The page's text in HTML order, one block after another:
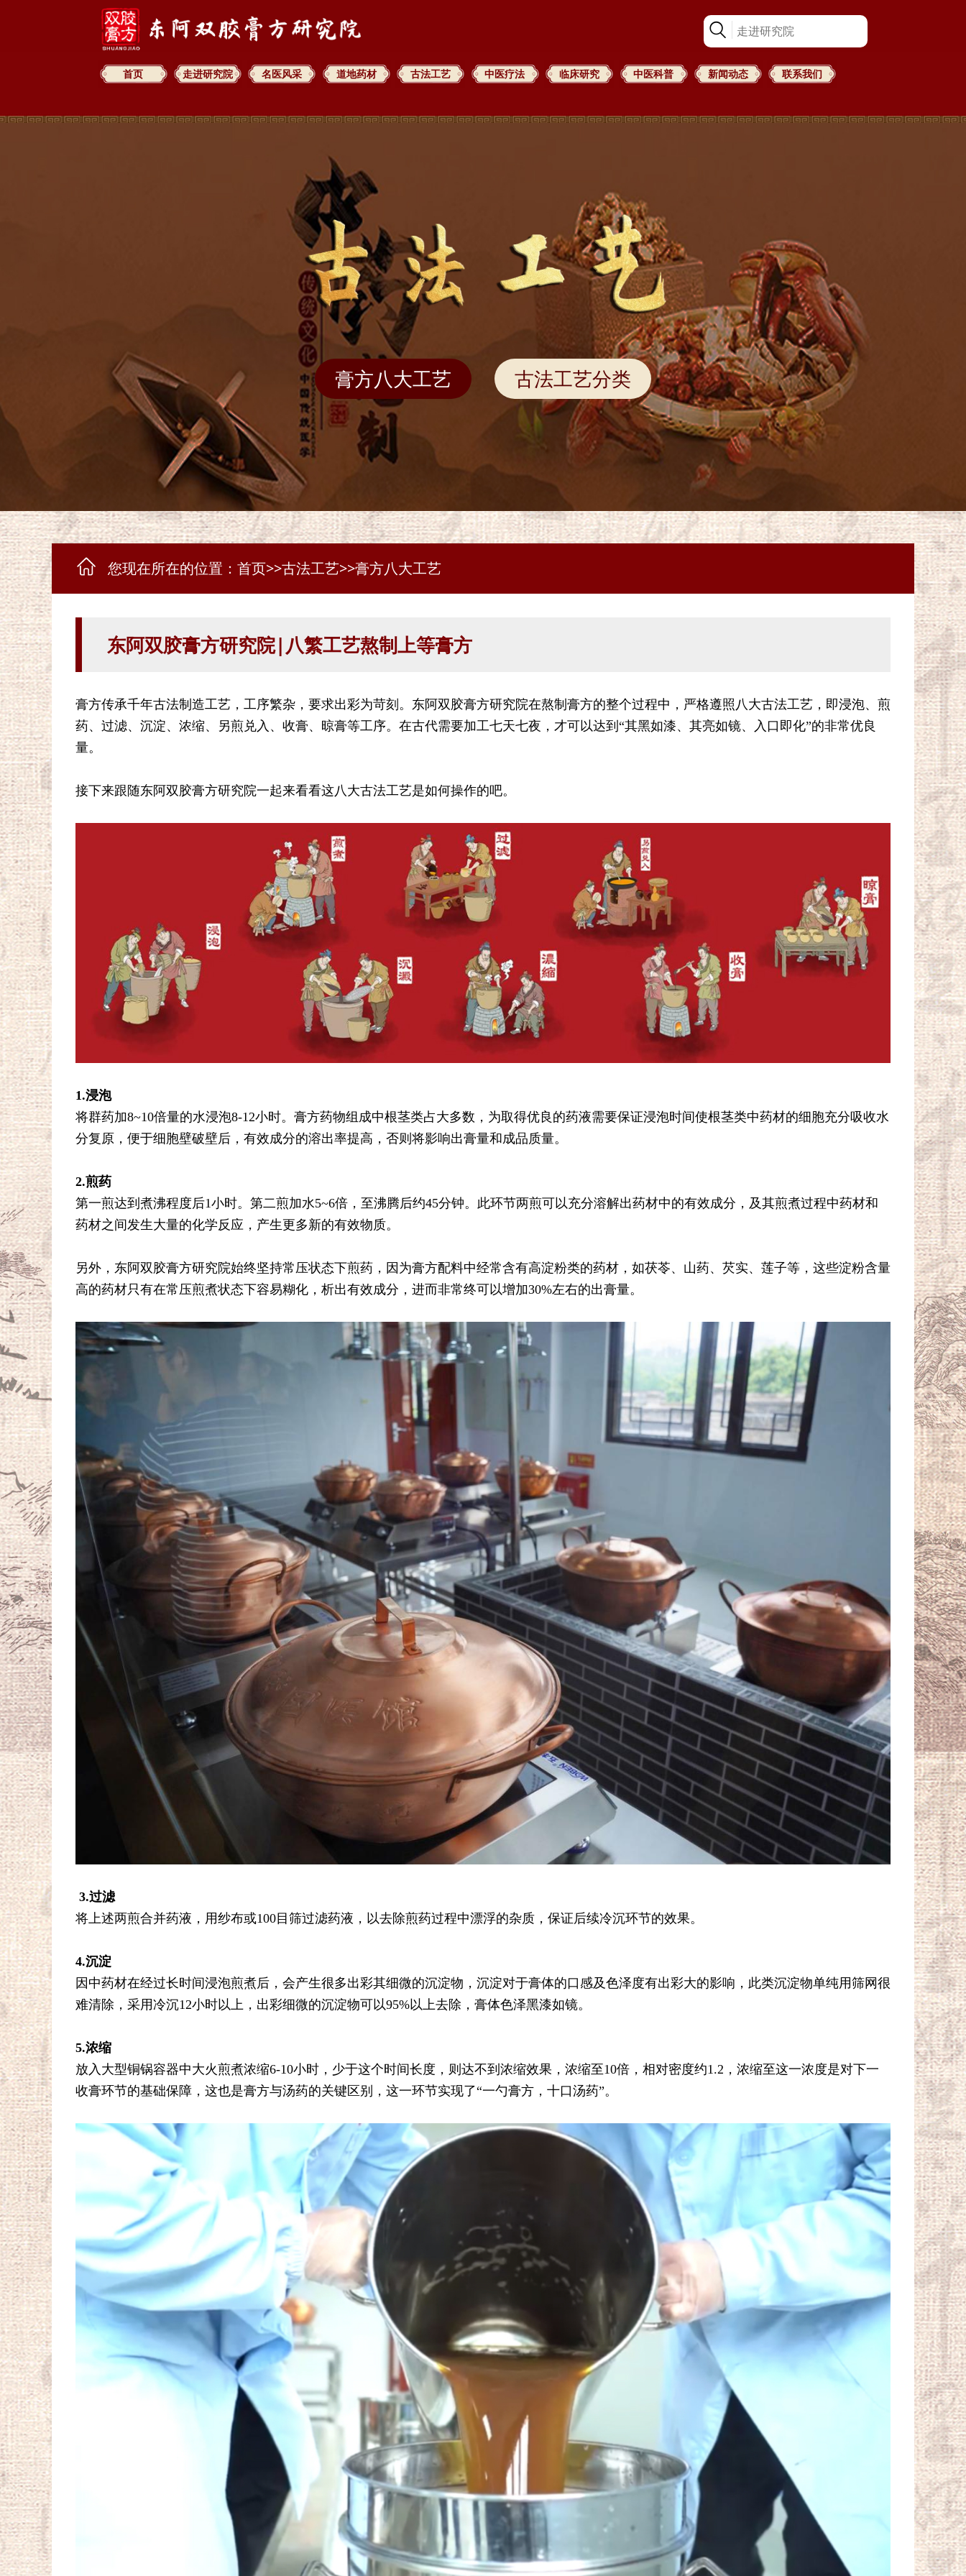
首页 走进研究院 名医风采 道地药材 古法工艺 中医疗法 临床研究 中医科普 新闻动态 联系我们
膏方八大工艺 古法工艺分类
您现在所在的位置： 首页>>古法工艺>>膏方八大工艺
东阿双胶膏方研究院|八繁工艺熬制上等膏方
膏方传承千年古法制造工艺，工序繁杂，要求出彩为苛刻。东阿双胶膏方研究院在熬制膏方的整个过程中，严格遵照八大古法工艺，即浸泡、煎
药、过滤、沉淀、浓缩、另煎兑入、收膏、晾膏等工序。在古代需要加工七天七夜，才可以达到“其黑如漆、其亮如镜、入口即化”的非常优良
量。
接下来跟随东阿双胶膏方研究院一起来看看这八大古法工艺是如何操作的吧。
1.浸泡
将群药加8~10倍量的水浸泡8-12小时。膏方药物组成中根茎类占大多数，为取得优良的药液需要保证浸泡时间使根茎类中药材的细胞充分吸收水
分复原，便于细胞壁破壁后，有效成分的溶出率提高，否则将影响出膏量和成品质量。
2.煎药
第一煎达到煮沸程度后1小时。第二煎加水5~6倍，至沸腾后约45分钟。此环节两煎可以充分溶解出药材中的有效成分，及其煎煮过程中药材和
药材之间发生大量的化学反应，产生更多新的有效物质。
另外，东阿双胶膏方研究院始终坚持常压状态下煎药，因为膏方配料中经常含有高淀粉类的药材，如茯苓、山药、芡实、莲子等，这些淀粉含量
高的药材只有在常压煎煮状态下容易糊化，析出有效成分，进而非常终可以增加30%左右的出膏量。
3.过滤
将上述两煎合并药液，用纱布或100目筛过滤药液，以去除煎药过程中漂浮的杂质，保证后续冷沉环节的效果。
4.沉淀
因中药材在经过长时间浸泡煎煮后，会产生很多出彩其细微的沉淀物，沉淀对于膏体的口感及色泽度有出彩大的影响，此类沉淀物单纯用筛网很
难清除，采用冷沉12小时以上，出彩细微的沉淀物可以95%以上去除，膏体色泽黑漆如镜。
5.浓缩
放入大型铜锅容器中大火煎煮浓缩6-10小时，少于这个时间长度，则达不到浓缩效果，浓缩至10倍，相对密度约1.2，浓缩至这一浓度是对下一
收膏环节的基础保障，这也是膏方与汤药的关键区别，这一环节实现了“一勺膏方，十口汤药”。